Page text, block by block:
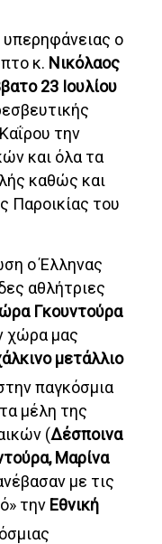
υπερηφάνειας ο
κ. Νικόλαος
23 Ιουλίου
την
και όλα τα
καθώς και
Παροικίας του
ο Έλληνας
αθλήτριες
Γκουντούρα
χώρα μας
μετάλλιο
παγκόσμια
μέλη της
(Δέσποινα
Μαρίνα
με τις
την Εθνική